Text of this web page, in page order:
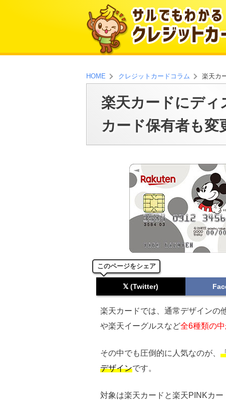
HOME クレジットカードコラム 楽天カ
楽天カードにディ
カード保有者も変
このページをシェア
𝕏 (Twitter)
楽天カードでは、通常デザインの
や楽天イーグルスなど全6種類の
その中でも圧倒的に人気なのが、
デザインです。
対象は楽天カードと楽天PINKカ